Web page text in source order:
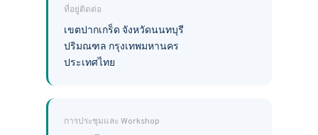
ที่อยู่ติดต่อ
เขตปากเกร็ด จังหวัดนนทบุรี
ปริมณฑล กรุงเทพมหานคร
ประเทศไทย
การประชุมและ Workshop